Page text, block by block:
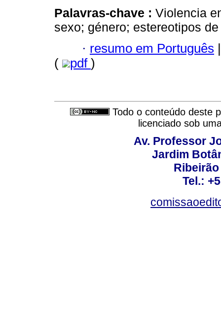
Palavras-chave : Violencia
sexo; género; estereotipos
· resumo em Português |
(
pdf )
Todo o conteúdo deste
licenciado sob
Av. Professor
Jardim
Tel.: